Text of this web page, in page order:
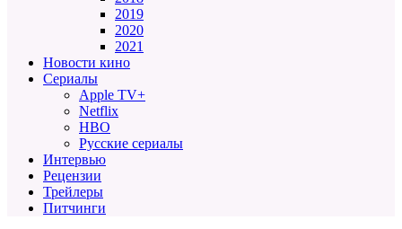
2019
2020
2021
Новости кино
Сериалы
Apple TV+
Netflix
HBO
Русские сериалы
Интервью
Рецензии
Трейлеры
Питчинги